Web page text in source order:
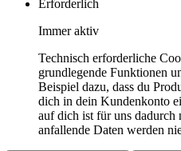
Erforderlich
Immer aktiv
Technisch erforderliche
grundlegende Funktionen
Beispiel dazu, dass du
dich in dein Kundenkonto
auf dich ist für uns
anfallende Daten werden